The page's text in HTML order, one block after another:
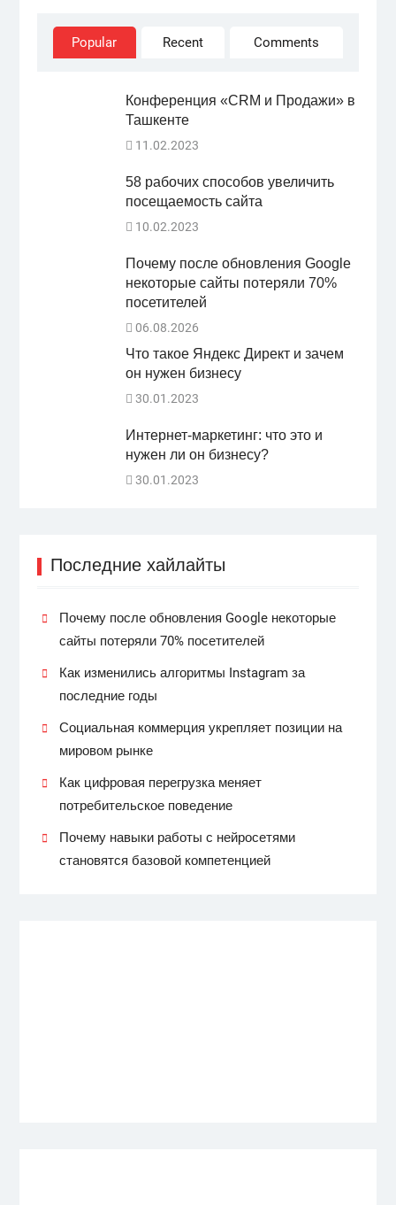
Popular Recent Comments
Конференция «CRM и Продажи» в
Ташкенте
11.02.2023
58 рабочих способов увеличить
посещаемость сайта
10.02.2023
Почему после обновления Google
некоторые сайты потеряли 70%
посетителей
06.08.2026
Что такое Яндекс Директ и зачем
он нужен бизнесу
30.01.2023
Интернет-маркетинг: что это и
нужен ли он бизнесу?
30.01.2023
Последние хайлайты
Почему после обновления Google некоторые
сайты потеряли 70% посетителей
Как изменились алгоритмы Instagram за
последние годы
Социальная коммерция укрепляет позиции на
мировом рынке
Как цифровая перегрузка меняет
потребительское поведение
Почему навыки работы с нейросетями
становятся базовой компетенцией